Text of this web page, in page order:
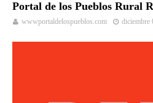
Portal de los Pueblos Rural
wwwportaldelospueblos.com diciembre